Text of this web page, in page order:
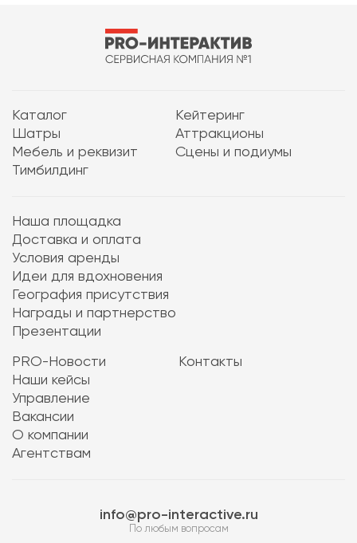
Каталог
Кейтеринг
Шатры
Аттракционы
Мебель и реквизит
Сцены и подиумы
Тимбилдинг
Наша площадка
Доставка и оплата
Условия аренды
Идеи для вдохновения
География присутствия
Награды и партнерство
Презентации
PRO-Новости
Наши кейсы
Управление
Вакансии
О компании
Агентствам
Контакты
info@pro-interactive.ru
По любым вопросам